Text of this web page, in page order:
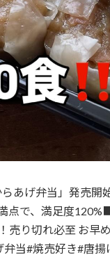
あげ弁当」発売開
点で、満足度
売り切れ必至 お早
当#焼売好き#唐